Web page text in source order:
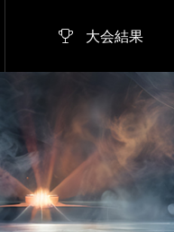
 大会結果